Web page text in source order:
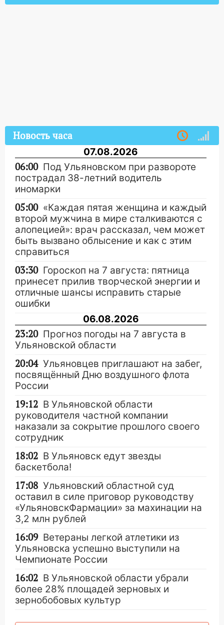
Новость часа
07.08.2026
06:00 Под Ульяновском при развороте
пострадал 38-летний водитель
иномарки
05:00 «Каждая пятая женщина и каждый
второй мужчина в мире сталкиваются с
алопецией»: врач рассказал, чем может
быть вызвано облысение и как с этим
справиться
03:30 Гороскоп на 7 августа: пятница
принесет прилив творческой энергии и
отличные шансы исправить старые
ошибки
06.08.2026
23:20 Прогноз погоды на 7 августа в
Ульяновской области
20:04 Ульяновцев приглашают на забег,
посвящённый Дню воздушного флота
России
19:12 В Ульяновской области
руководителя частной компании
наказали за сокрытие прошлого своего
сотрудник
18:02 В Ульяновск едут звезды
баскетбола!
17:08 Ульяновский областной суд
оставил в силе приговор руководству
«УльяновскФармации» за махинации на
3,2 млн рублей
16:09 Ветераны легкой атлетики из
Ульяновска успешно выступили на
Чемпионате России
16:02 В Ульяновской области убрали
более 28% площадей зерновых и
зернобобовых культур
15:51